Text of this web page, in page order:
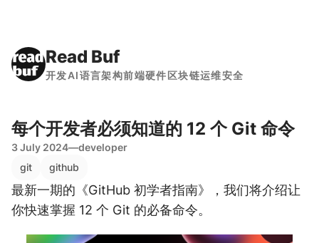
Read Buf
开发AI语言架构前端硬件区块链运维安全
每个开发者必须知道的 12 个 Git 命令
3 July 2024—developer
git
github
最新一期的《GitHub 初学者指南》，我们将介绍让
你快速掌握 12 个 Git 的必备命令。